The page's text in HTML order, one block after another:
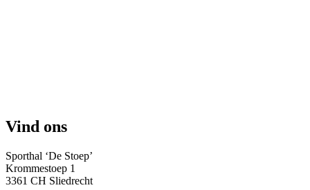
Vind ons
Sporthal ‘De Stoep’
Krommestoep 1
3361 CH Sliedrecht